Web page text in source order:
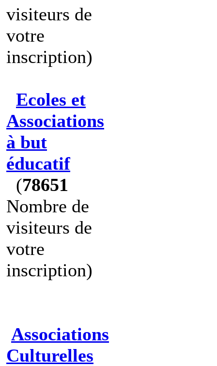
visiteurs de
votre
inscription)
Ecoles et
Associations
à but
éducatif
(78651
Nombre de
visiteurs de
votre
inscription)
Associations
Culturelles